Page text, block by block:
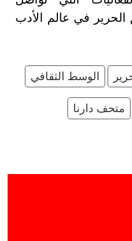
الحرير في عالم الأدب
الوسط الثقافي
متحف دارنا